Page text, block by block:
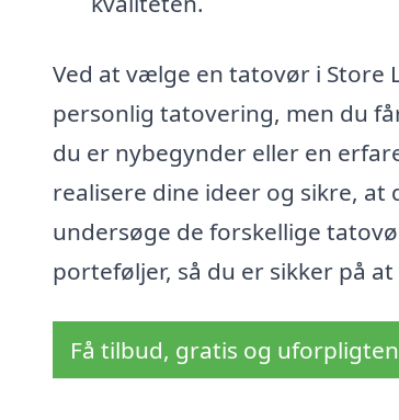
Ved at vælge en tatovør i Store
personlig tatovering, men du
du er nybegynder eller en
realisere dine ideer og sikre,
undersøge de forskellige
porteføljer, så du er sikker på
Få tilbud, gratis og